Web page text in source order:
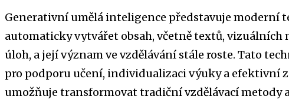
Generativní umělá inteligence představuje moderní
automaticky vytvářet obsah, včetně textů,
úloh, a její význam ve vzdělávání stále roste. Tato
pro podporu učení, individualizaci výuky a efektivní
umožňuje transformovat tradiční vzdělávací metody